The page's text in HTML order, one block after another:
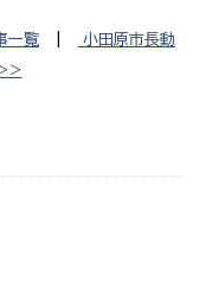
一覧
小田原市長動